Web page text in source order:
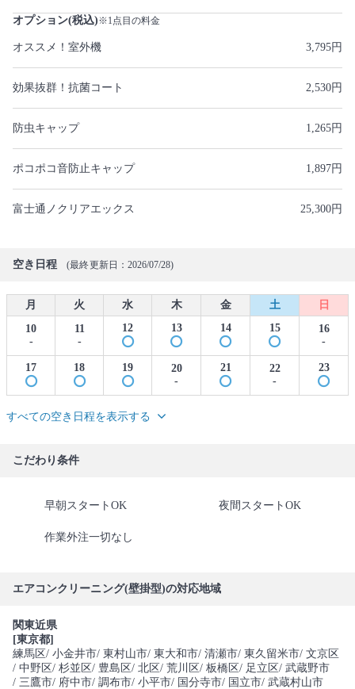
オプション(税込)※1点目の料金
オススメ！室外機 3,795円
効果抜群！抗菌コート 2,530円
防虫キャップ 1,265円
ポコポコ音防止キャップ 1,897円
富士通ノクリアエックス 25,300円
空き日程 (最終更新日：2026/07/28)
月 火 水 木 金 土
日
10
-
11
-
12 13 14 15
16
-
17 18 19
20
-
21
22
-
23
すべての空き日程を表示する
こだわり条件
早朝スタートOK 夜間スタートOK
作業外注一切なし
エアコンクリーニング(壁掛型)の対応地域
関東近県
[東京都]
練馬区/ 小金井市/ 東村山市/ 東大和市/ 清瀬市/ 東久留米市/ 文京区
/ 中野区/ 杉並区/ 豊島区/ 北区/ 荒川区/ 板橋区/ 足立区/ 武蔵野市
/ 三鷹市/ 府中市/ 調布市/ 小平市/ 国分寺市/ 国立市/ 武蔵村山市